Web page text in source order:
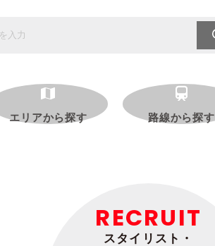
エリアから探す 路線から探す
RECRUIT
スタイリスト・